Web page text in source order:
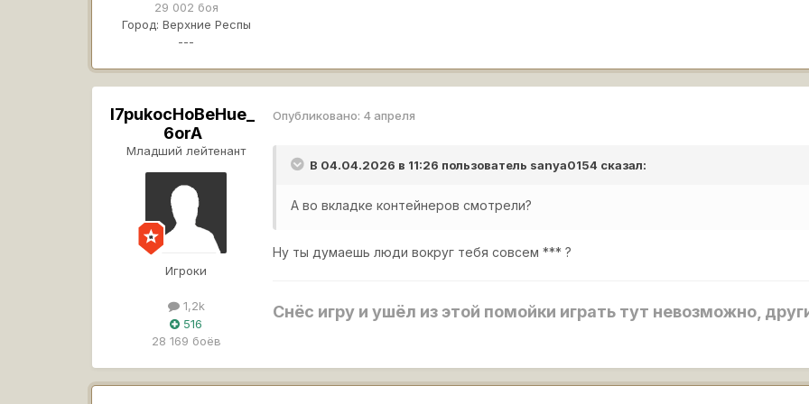
29 002 боя
Город: Верхние Респы
---
I7pukocHoBeHue_
6orA
Младший лейтенант
Игроки
1,2k
516
28 169 боёв
Опубликовано: 4 апреля
В 04.04.2026 в 11:26 пользователь sanya0154 сказал:
А во вкладке контейнеров смотрели?
Ну ты думаешь люди вокруг тебя совсем *** ?
Снёс игру и ушёл из этой помойки играть тут невозможно,